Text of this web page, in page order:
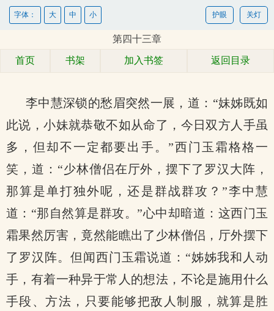
关灯
护眼
字体： 大 中 小
第四十三章
首页 书架 加入书签 返回目录
李中慧深锁的愁眉突然一展，道：“妹姊既如
此说，小妹就恭敬不如从命了，今日双方人手虽
多，但却不一定都要出手。”西门玉霜格格一
笑，道：“少林僧侣在厅外，摆下了罗汉大阵，
那算是单打独外呢，还是群战群攻？”李中慧
道：“那自然算是群攻。”心中却暗道：这西门玉
霜果然厉害，竟然能瞧出了少林僧侣，厅外摆下
了罗汉阵。但闻西门玉霜说道：“姊姊我和人动
手，有着一种异于常人的想法，不论是施用什么
手段、方法，只要能够把敌人制服，就算是胜